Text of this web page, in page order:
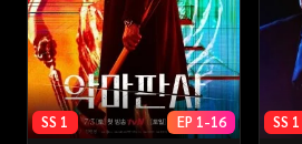
SS 1 EP 1-16 SS 1